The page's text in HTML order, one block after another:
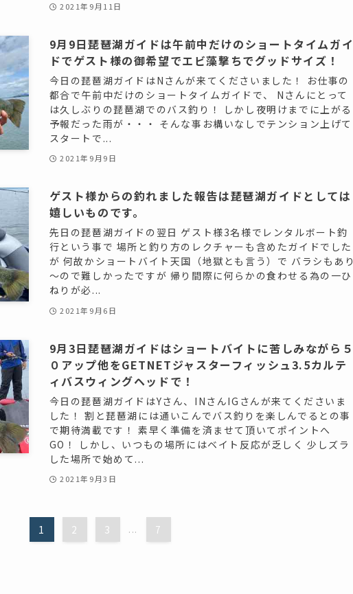
2021年9月11日
9月9日琵琶湖ガイドは午前中だけのショートタイムガイ
ドでゲスト様の御希望でエビ藻撃ちでグッドサイズ！
今日の琵琶湖ガイドはNさんが来てくださいました！ お仕事の
都合で午前中だけのショートタイムガイドで、 Nさんにとって
は久しぶりの琵琶湖でのバス釣り！ しかし夜明けまでに上がる
予報だった雨が・・・ そんな事お構いなしでテンション上げて
スタートで...
2021年9月9日
ゲスト様からの釣れました報告は琵琶湖ガイドとしては
嬉しいものです。
先日の琵琶湖ガイドの翌日 ゲスト様3名様でレンタルボート釣
行という事で 場所と釣り方のレクチャーも含めたガイドでした
が 何故かショートバイト天国（地獄とも言う）で バラシもあり
～ので難しかったですが 帰り間際に何らかの食わせる為の一ひ
ねりが必...
2021年9月6日
9月3日琵琶湖ガイドはショートバイトに苦しみながら５
０アップ他をGETNETジャスターフィッシュ3.5カルテ
ィバスウィングヘッドで！
今日の琵琶湖ガイドはYさん、INさんIGさんが来てくださいま
した！ 割と琵琶湖には通いこんでバス釣りを楽しんでるとの事
で期待満載です！ 素早く準備を済ませて頂いてポイントへ
GO！ しかし、いつもの場所にはベイト反応が乏しく 少しズラ
した場所で始めて...
2021年9月3日
1 2 3 ... 7